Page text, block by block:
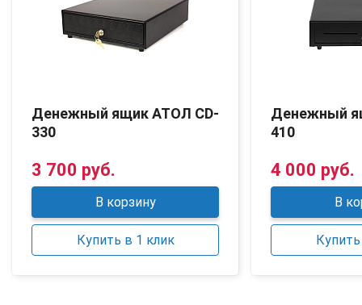
Денежный ящик АТОЛ CD-
330
3 700 руб.
В корзину
Купить в 1 клик
Денежный
410
4 000 руб.
В